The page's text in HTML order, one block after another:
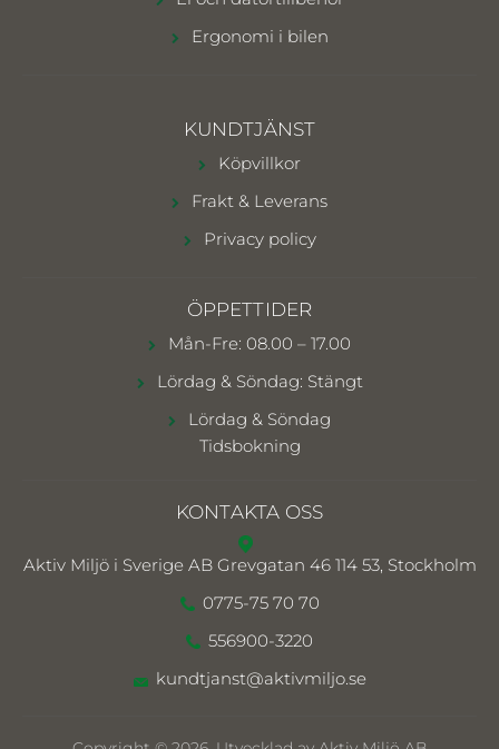
Ergonomi i bilen
KUNDTJÄNST
Köpvillkor
Frakt & Leverans
Privacy policy
ÖPPETTIDER
Mån-Fre: 08.00 – 17.00
Lördag & Söndag: Stängt
Lördag & Söndag
Tidsbokning
KONTAKTA OSS
Aktiv Miljö i Sverige AB Grevgatan 46 114 53, Stockholm
0775-75 70 70
556900-3220
kundtjanst@aktivmiljo.se